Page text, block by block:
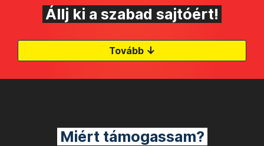
Állj ki a szabad sajtóért!
Tovább ↓
Miért támogassam?